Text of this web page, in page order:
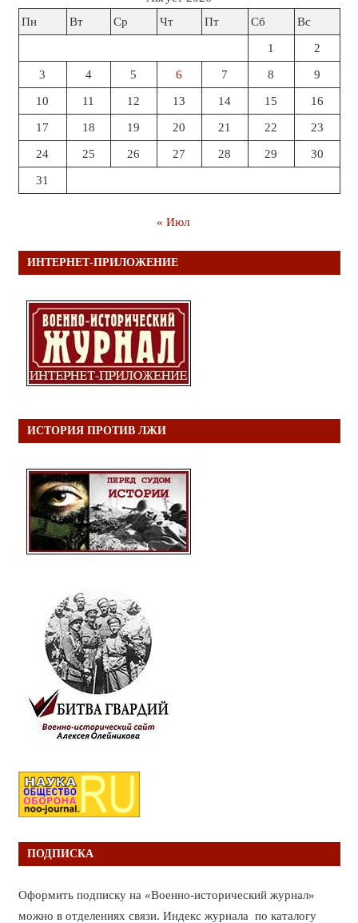
Пн
Вт Ср Чт Пт Сб Вс
1 2
3 4 5 6 7 8 9
10 11 12 13 14 15 16
17 18 19 20 21 22 23
24 25 26 27 28 29 30
31
« Июл
ИНТЕРНЕТ-ПРИЛОЖЕНИЕ
ИСТОРИЯ ПРОТИВ ЛЖИ
ПОДПИСКА
Оформить подписку на «Военно-исторический журнал»
можно в отделениях связи. Индекс журнала по каталогу